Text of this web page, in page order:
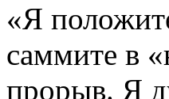
«Я
саммите в
прорыв. Я